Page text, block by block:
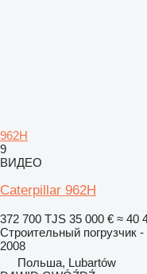
962H
9
ВИДЕО
Caterpillar 962H
372 700 TJS 35 000 € ≈ 40
Строительный погрузчик
2008
Польша, Lubartów